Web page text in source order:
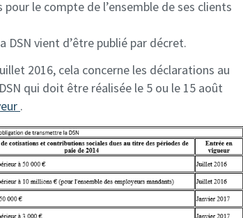
le compte de l’ensemble de ses clients
DSN vient d’être publié par décret.
2016, cela concerne les déclarations au
qui doit être réalisée le 5 ou le 15 août
.